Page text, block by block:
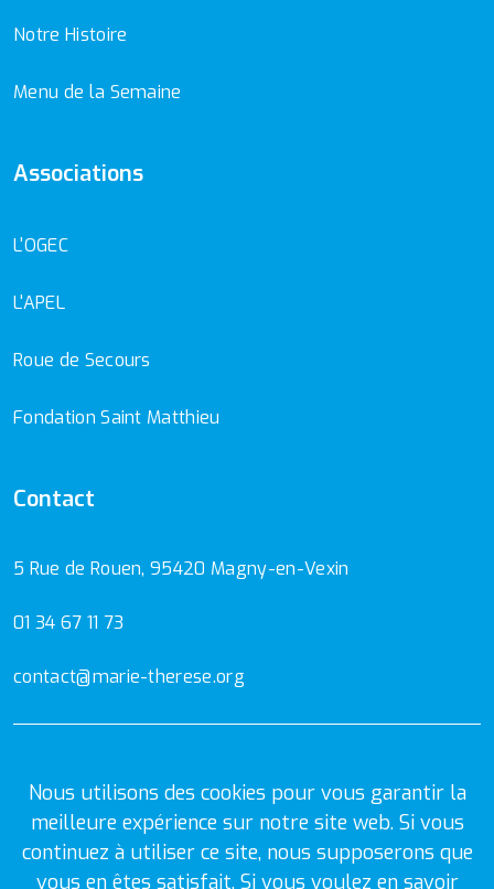
Nous utilisons des cookies pour vous garantir la
meilleure expérience sur notre site web. Si vous
continuez à utiliser ce site, nous supposerons que
vous en êtes satisfait. Si vous voulez en savoir
Notre Histoire
Menu de la Semaine
Associations
L'OGEC
L'APEL
Roue de Secours
Fondation Saint Matthieu
Contact
5 Rue de Rouen, 95420 Magny-en-Vexin
01 34 67 11 73
contact@marie-therese.org
Mentions Légales Politique de confidentialité